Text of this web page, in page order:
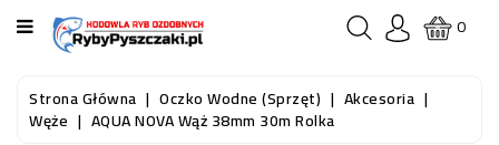
KATEGORIA
STRONA
GŁÓWNA
0
Strona Główna Oczko Wodne (sprzęt) Akcesoria
Węże AQUA NOVA Wąż 38mm 30m Rolka